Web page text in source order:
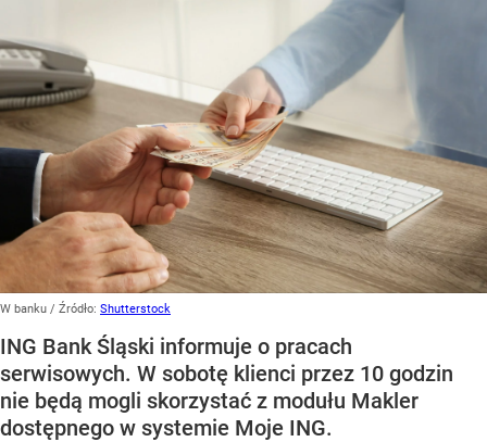
W banku / Źródło: Shutterstock
ING Bank Śląski informuje o pracach
serwisowych. W sobotę klienci przez 10 godzin
nie będą mogli skorzystać z modułu Makler
dostępnego w systemie Moje ING.